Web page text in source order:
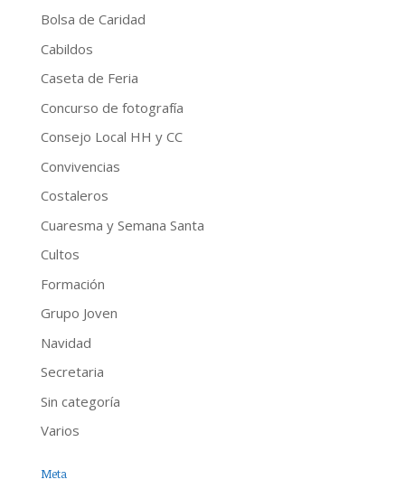
Bolsa de Caridad
Cabildos
Caseta de Feria
Concurso de fotografía
Consejo Local HH y CC
Convivencias
Costaleros
Cuaresma y Semana Santa
Cultos
Formación
Grupo Joven
Navidad
Secretaria
Sin categoría
Varios
Meta